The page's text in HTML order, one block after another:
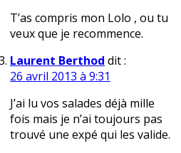
T’as compris mon Lolo , ou tu
veux que je recommence.
Laurent Berthod dit :
26 avril 2013 à 9:31
J’ai lu vos salades déjà mille
fois mais je n’ai toujours pas
trouvé une expé qui les valide.